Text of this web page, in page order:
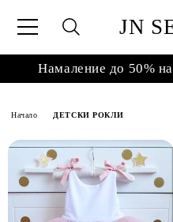
JN
Намаление до 50%
Начало ДЕТСКИ РОКЛИ